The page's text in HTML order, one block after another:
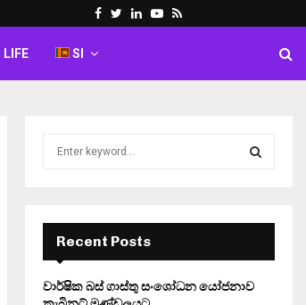
Facebook
Twitter
LinkedinYoutube
Rss
LIFE SI
r
E
A
R
Recent Posts
වාර්ෂික බස් ගාස්තු සංශෝධන යෝජනාව